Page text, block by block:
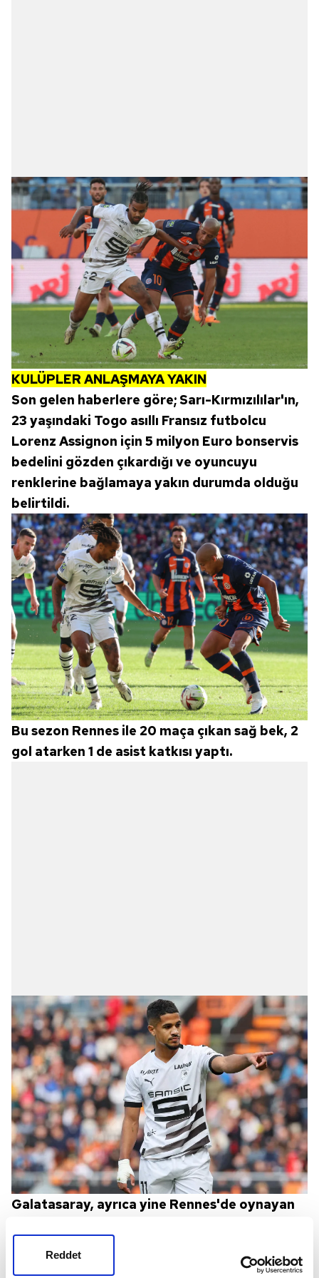
Reddet
KULÜPLER ANLAŞMAYA YAKIN
Son gelen haberlere göre; Sarı-Kırmızılılar'ın,
23 yaşındaki Togo asıllı Fransız futbolcu
Lorenz Assignon için 5 milyon Euro bonservis
bedelini gözden çıkardığı ve oyuncuyu
renklerine bağlamaya yakın durumda olduğu
belirtildi.
Bu sezon Rennes ile 20 maça çıkan sağ bek, 2
gol atarken 1 de asist katkısı yaptı.
Galatasaray, ayrıca yine Rennes'de oynayan